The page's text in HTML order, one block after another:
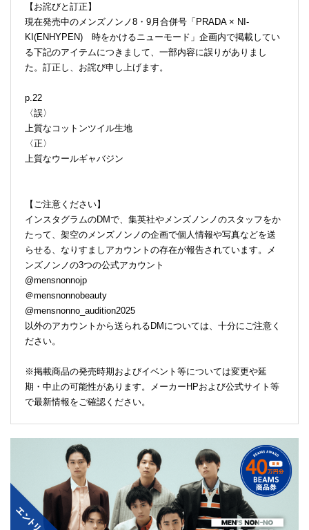
【お詫びと訂正】
現在発売中のメンズノンノ8・9月合併号「PRADA × NI-
KI(ENHYPEN) 時をかけるニューモード」企画内で掲載してい
る下記のアイテムにつきまして、一部内容に誤りがありまし
た。訂正し、お詫び申し上げます。
p.22
〈誤〉
上質なコットンツイル生地
〈正〉
上質なウールギャバジン
【ご注意ください】
インスタグラムのDMで、集英社やメンズノンノのスタッフをか
たって、架空のメンズノンノの企画で個人情報や写真などを送
らせる、なりすましアカウントの存在が報告されています。メ
ンズノンノの3つの公式アカウント
@mensnonnojp
＠mensnonnobeauty
@mensnonno_audition2025
以外のアカウントから送られるDMについては、十分にご注意く
ださい。
※掲載商品の発売時期およびイベント等については変更や延
期・中止の可能性があります。メーカーHPおよび公式サイト等
で最新情報をご確認ください。